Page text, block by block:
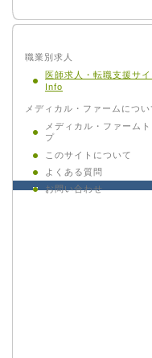
職業別求人
医師求人・転職支援サ
Info
メディカル・ファームについ
メディカル・ファームト
プ
このサイトについて
よくある質問
お問い合わせ